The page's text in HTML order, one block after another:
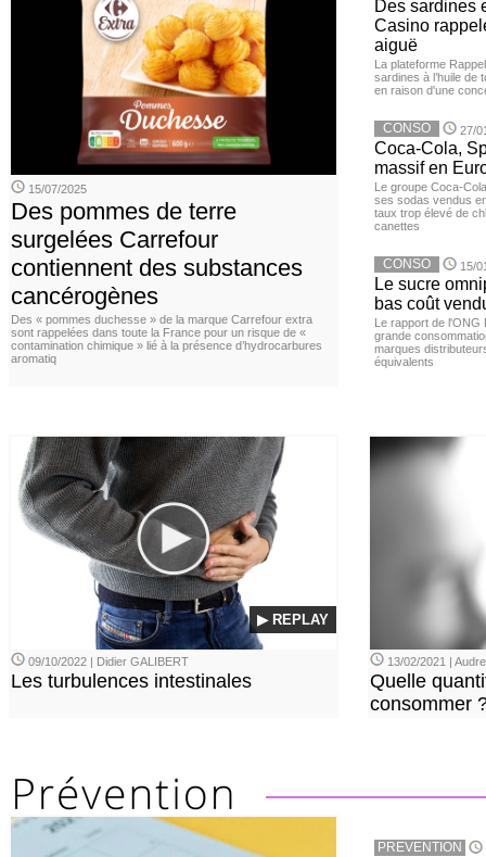
15/07/2025
Des pommes de terre
surgelées Carrefour
contiennent des substances
cancérogènes
Des « pommes duchesse » de la marque Carrefour extra
sont rappelées dans toute la France pour un risque de «
contamination chimique » lié à la présence d’hydrocarbures
aromatiq
Des sardines
Casino
aiguë
La plateforme
sardines à l’huile de
en raison d'une
CONSO 27/
Coca-Cola,
massif en
Le groupe Coca-
ses sodas vendus
taux trop élevé de
canettes
CONSO 15/
Le sucre
bas coût
Le rapport de l'ONG
grande
marques
équivalents
▶ REPLAY
09/10/2022 | Didier GALIBERT
Les turbulences intestinales
13/02/2021 |
Quelle
consommer
PREVENTION